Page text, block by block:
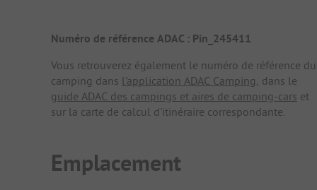
Numéro de référence ADAC : Pin_245411
Vous retrouverez également le numéro de référence du
camping dans l'application ADAC Camping, dans le
guide ADAC des campings et aires de camping-cars et
sur la carte de calcul d'itinéraire correspondante.
Emplacement